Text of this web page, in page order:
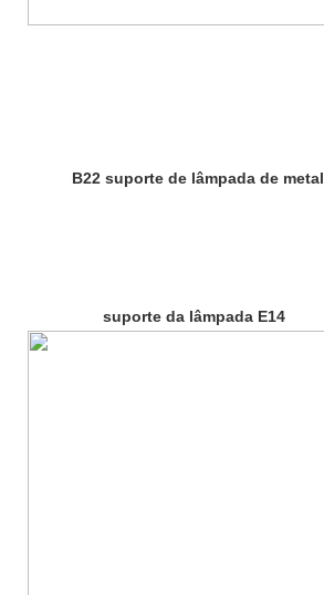
B22 suporte de lâmpada de metal
suporte da lâmpada E14